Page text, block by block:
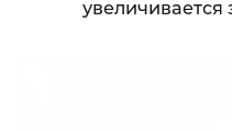
увеличивается